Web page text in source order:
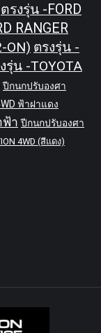
ตรงรุ่น -FORD
RANGER
ON) ตรงรุ่น -
รุ่น -TOYOTA
ปีกนกปรับองศา
ฟ้าฝาแดง
ฟ้า ปีกนกปรับองศา
4WD (สีแดง)